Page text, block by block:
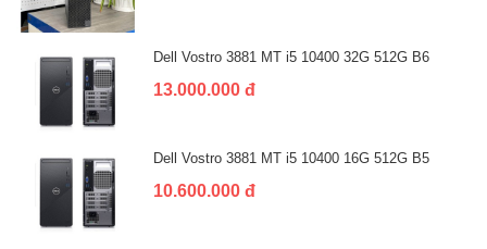
Dell Vostro 3881 MT i5 10400 32G 512G B6
13.000.000 đ
Dell Vostro 3881 MT i5 10400 16G 512G B5
10.600.000 đ